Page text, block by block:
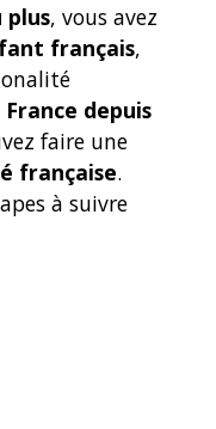
plus, vous avez
français,
France depuis
faire une
française.
à suivre